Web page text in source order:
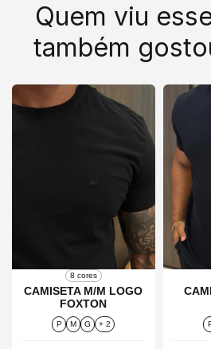
Quem viu
também
8 cores
CAMISETA M/M LOGO
FOXTON
P M G + 2